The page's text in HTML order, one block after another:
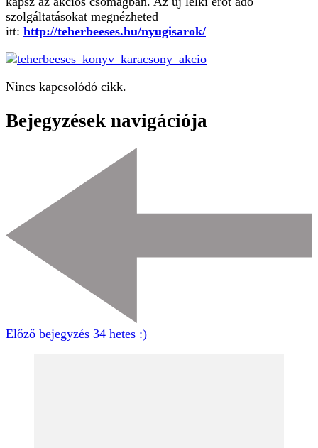
szolgáltatásokat megnézheted
itt: http://teherbeeses.hu/nyugisarok/
Nincs kapcsolódó cikk.
Bejegyzések navigációja
Előző bejegyzés 34 hetes :)